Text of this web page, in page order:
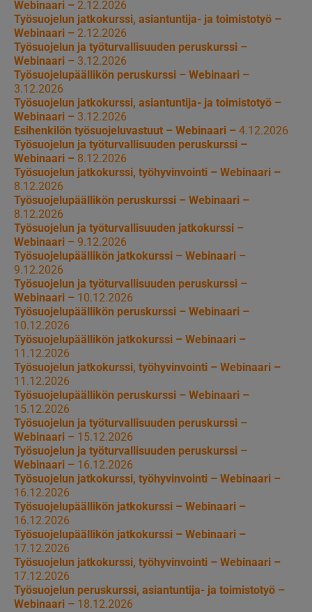
Webinaari – 2.12.2026
Työsuojelun jatkokurssi, asiantuntija- ja toimistotyö –
Webinaari – 2.12.2026
Työsuojelun ja työturvallisuuden peruskurssi –
Webinaari – 3.12.2026
Työsuojelupäällikön peruskurssi – Webinaari –
3.12.2026
Työsuojelun jatkokurssi, asiantuntija- ja toimistotyö –
Webinaari – 3.12.2026
Esihenkilön työsuojeluvastuut – Webinaari – 4.12.2026
Työsuojelun ja työturvallisuuden peruskurssi –
Webinaari – 8.12.2026
Työsuojelun jatkokurssi, työhyvinvointi – Webinaari –
8.12.2026
Työsuojelupäällikön peruskurssi – Webinaari –
8.12.2026
Työsuojelun ja työturvallisuuden jatkokurssi –
Webinaari – 9.12.2026
Työsuojelupäällikön jatkokurssi – Webinaari –
9.12.2026
Työsuojelun ja työturvallisuuden peruskurssi –
Webinaari – 10.12.2026
Työsuojelupäällikön peruskurssi – Webinaari –
10.12.2026
Työsuojelupäällikön jatkokurssi – Webinaari –
11.12.2026
Työsuojelun jatkokurssi, työhyvinvointi – Webinaari –
11.12.2026
Työsuojelupäällikön peruskurssi – Webinaari –
15.12.2026
Työsuojelun ja työturvallisuuden peruskurssi –
Webinaari – 15.12.2026
Työsuojelun ja työturvallisuuden peruskurssi –
Webinaari – 16.12.2026
Työsuojelun jatkokurssi, työhyvinvointi – Webinaari –
16.12.2026
Työsuojelupäällikön jatkokurssi – Webinaari –
16.12.2026
Työsuojelupäällikön jatkokurssi – Webinaari –
17.12.2026
Työsuojelun jatkokurssi, työhyvinvointi – Webinaari –
17.12.2026
Työsuojelun peruskurssi, asiantuntija- ja toimistotyö –
Webinaari – 18.12.2026